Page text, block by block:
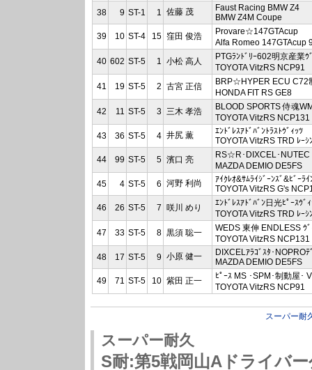
38
9 ST-1 1 佐藤 茂
Faust Racing BMW Z4
BMW Z4M Coupe
39
10 ST-4 15 窪田 俊浩
Provare☆147GTAcup
Alfa Romeo 147GTAcup
40 602 ST-5 1 小松 高人
PTGﾗﾝﾄﾞﾘｰ602明京産業ｳ
TOYOTA VitzRS NCP91
41
19 ST-5 2 古宮 正信
BRP☆HYPER ECU C72
HONDA FIT RS GE8
42
11 ST-5 3 三木 孝浩
BLOOD SPORTS 侍魂
TOYOTA VitzRS NCP131
43
36 ST-5 4 井尻 薫
ｴﾝﾄﾞﾚｽｱﾄﾞﾊﾞﾝﾄﾗｽﾄｳﾞｨｯﾂ
TOYOTA VitzRS TRD ﾚｰ
44
99 ST-5 5 濱口 亮
RS☆R･DIXCEL･NUTEC
MAZDA DEMIO DE5FS
45
4 ST-5 6 河野 利尚
ｱｲｸﾚｵ&ｻﾑﾗｲｼﾞｰﾝｽﾞ&ﾋﾞｰﾗ
TOYOTA VitzRS G's
46
26 ST-5 7 咲川 めり
ｴﾝﾄﾞﾚｽｱﾄﾞﾊﾞﾝ日光ﾋﾟｰｽｳﾞ
TOYOTA VitzRS TRD ﾚｰ
47
33 ST-5 8 黒須 聡一
WEDS 東伸 ENDLESS ｳﾞ
TOYOTA VitzRS NCP131
48
17 ST-5 9 小原 健一
DIXCELｱﾗｺﾞｽﾀ･NOPROﾃ
MAZDA DEMIO DE5FS
49
71 ST-5 10 紫田 正一
ﾋﾟｰｽ MS ･SPM･制動屋･
TOYOTA VitzRS NCP91
スーパー耐
スーパー耐久
S耐:第5戦岡山Aドライバ